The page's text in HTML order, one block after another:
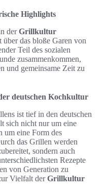
Highlights
derGrillkultur
das bloße Garen von
Teil des sozialen
zusammenkommen,
und gemeinsame Zeit zu
deutschen Kochkultur
ist tief in den deutschen
sich nicht nur um eine
um eine Form des
das Grillen werden
sondern auch
Rezepte
von Generation zu
Vielfalt derGrillkultur